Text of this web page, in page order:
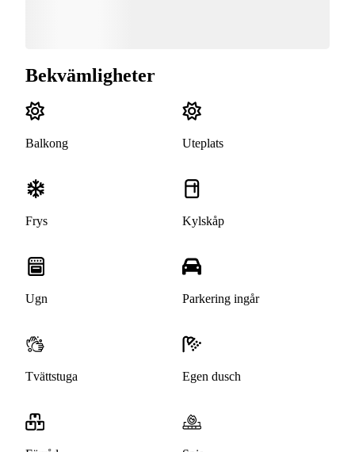
Bekvämligheter
Balkong Uteplats
Frys Kylskåp
Ugn Parkering ingår
Tvättstuga Egen dusch